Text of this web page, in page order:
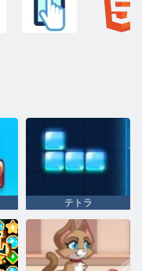
テトラ